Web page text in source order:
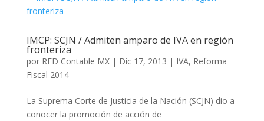
IMCP: SCJN / Admiten amparo de IVA en región
fronteriza
por RED Contable MX| Dic 17, 2013 | IVA, Reforma
Fiscal 2014
La Suprema Corte de Justicia de la Nación (SCJN) dio a
conocer la promoción de acción de